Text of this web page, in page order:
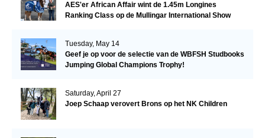
AES'er African Affair wint de 1.45m Longines
Ranking Class op de Mullingar International Show
Tuesday, May 14
Geef je op voor de selectie van de WBFSH Studbooks
Jumping Global Champions Trophy!
Saturday, April 27
Joep Schaap verovert Brons op het NK Children